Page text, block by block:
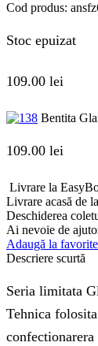
Cod produs:
Stoc epuizat
109.00 lei
Bentita
109.00 lei
Livrare la
Livrare acasă de
Deschiderea
Ai nevoie de
Adaugă la favorite
Descriere scurtă
Seria limitata
Tehnica